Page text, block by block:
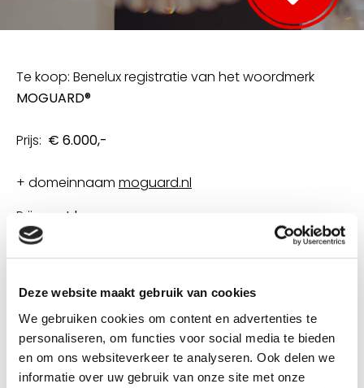
Deze website maakt gebruik van cookies
We gebruiken cookies om content en advertenties te
personaliseren, om functies voor social media te bieden
en om ons websiteverkeer te analyseren. Ook delen we
informatie over uw gebruik van onze site met onze
Te koop: Benelux registratie van het woordmerk
MOGUARD®
Prijs: € 6.000,-
+ domeinnaam moguard.nl
Prijs:
n.o.t.k.
dan contact met ons op